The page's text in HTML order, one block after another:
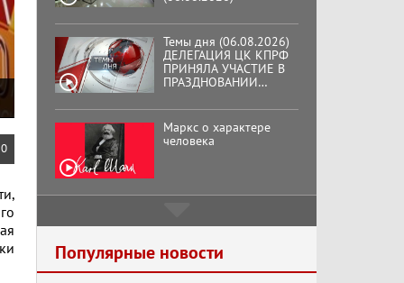
0
Темы дня (06.08.2026)
ДЕЛЕГАЦИЯ ЦК КПРФ
ПРИНЯЛА УЧАСТИЕ В
ПРАЗДНОВАНИИ
ТРЕТЬЕЙ ГОДОВЩИНЫ
ОСВОБОЖДЕНИЯ ОРЛА
ОТ НЕМЕЦКО-
ФАШИСТСКИХ
Маркс о характере
человека
кооператор
Популярные новости